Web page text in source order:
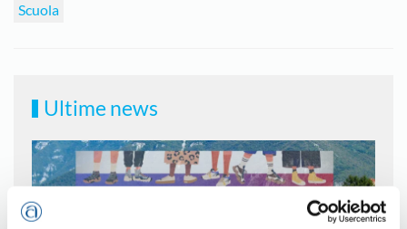
Scuola
Ultime news